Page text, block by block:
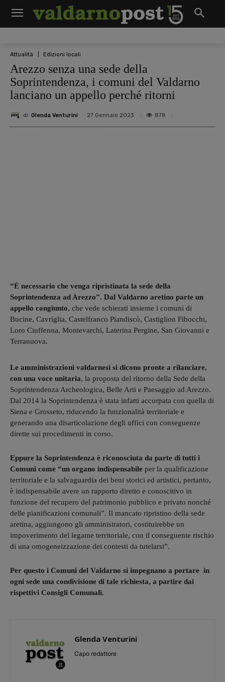
Attualità Edizioni locali
Arezzo senza una sede della
Soprintendenza, i comuni del Valdarno
lanciano un appello perché ritorni
di Glenda Venturini 27 Gennaio 2023 878
“È necessario che venga ripristinata la sede della
Soprintendenza ad Arezzo”. Dal Valdarno aretino parte un
appello congiunto, che vede schierati insieme i comuni di
Bucine, Cavriglia, Castelfranco Piandiscò, Castiglion Fibocchi,
Loro Ciuffenna, Montevarchi, Laterina Pergine, San Giovanni e
Terranuova.
Le amministrazioni valdarnesi si dicono pronte a rilanciare,
con una voce unitaria, la proposta del ritorno della Sede della
Soprintendenza Archeologica, Belle Arti e Paesaggio ad Arezzo.
Dal 2014 la Soprintendenza è stata infatti accorpata con quella di
Siena e Grosseto, riducendo la funzionalità territoriale e
generando una disarticolazione degli uffici con conseguenze
dirette sui procedimenti in corso.
Eppure la Soprintendenza è riconosciuta da parte di tutti i
Comuni come “un organo indispensabile per la qualificazione
territoriale e la salvaguardia dei beni storici ed artistici, pertanto,
è indispensabile avere un rapporto diretto e conoscitivo in
funzione del recupero del patrimonio pubblico e privato nonché
delle pianificazioni comunali”. Il mancato ripristino della sede
aretina, aggiungono gli amministratori, costituirebbe un
impoverimento del legame territoriale, con il conseguente rischio
di una omogeneizzazione dei contesti da tutelarsi”.
Per questo i Comuni del Valdarno si impegnano a portare in
ogni sede una condivisione di tale richiesta, a partire dai
rispettivi Consigli Comunali.
Glenda Venturini
Capo redattore